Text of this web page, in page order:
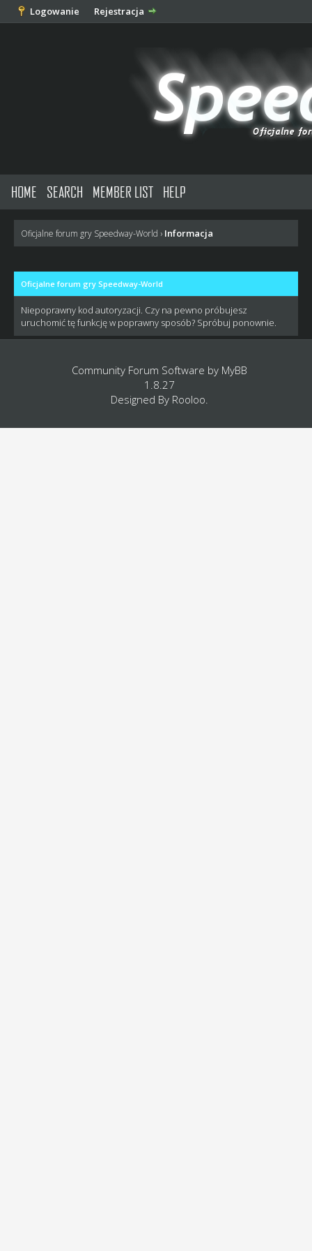
Logowanie Rejestracja
HOME SEARCH MEMBER LIST HELP
Oficjalne forum gry Speedway-World › Informacja
Oficjalne forum gry Speedway-World
Niepoprawny kod autoryzacji. Czy na pewno próbujesz
uruchomić tę funkcję w poprawny sposób? Spróbuj ponownie.
Community Forum Software by MyBB
1.8.27
Designed By Rooloo.